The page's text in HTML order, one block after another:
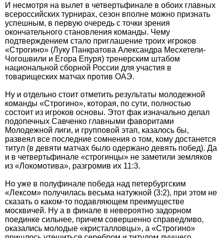
И несмотря на вылет в четвертьфинале в обоих главных
всероссийских турнирах, сезон вполне можно признать
успешным, в первую очередь с точки зрения
окончательного становления команды. Чему
подтверждением стало приглашение троих игроков
«Строгино» (Луку Панкратова Александра Месхетели-
Чогошвили и Егора Епуря) тренерским штабом
национальной сборной России для участия в
товарищеских матчах против ОАЭ.
Ну и отдельно стоит отметить результаты молодежной
команды «Строгино», которая, по сути, полностью
состоит из игроков основы. Этот фак изначально делал
подопечных Савченко главными фаворитами
Молодежной лиги, и групповой этап, казалось бы,
развеял все последние сомнения о том, кому достанется
титул (в девяти матчах было одержано девять побед). Да
и в четвертьфинале «строгинцы» не заметили земляков
из «Локомотива», разгромив их 11:3.
Но уже в полуфинале победа над петербургским
«Лексом» получилась весьма натужной (3:2), при этом не
сказать о каком-то подавляющем преимуществе
москвичей. Ну а в финале в невероятно задорном
поединке сильнее, причем совершенно справедливо,
оказались молодые «кристалловцы», а «Строгино»